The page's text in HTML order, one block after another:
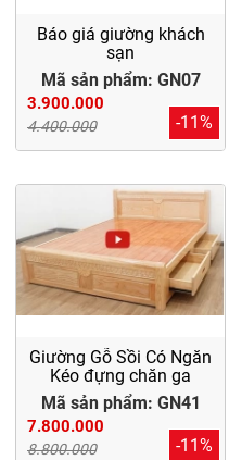
Báo giá giường khách
sạn
Mã sản phẩm: GN07
3.900.000
4.400.000 -11%
Giường Gỗ Sồi Có Ngăn
Kéo đựng chăn ga
Mã sản phẩm: GN41
7.800.000
8.800.000 -11%